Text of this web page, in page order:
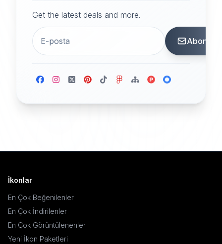
Get the latest deals and more.
Abone
İkonlar
En Çok Beğenilenler
En Çok İndirilenler
En Çok Görüntülenenler
Yeni İkon Paketleri